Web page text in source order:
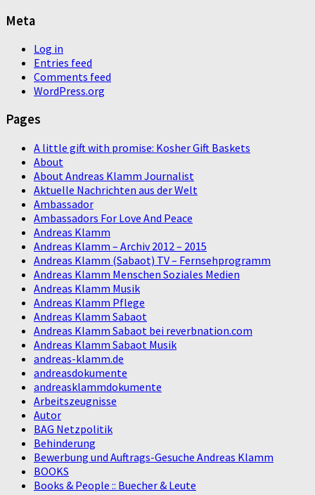
Meta
Log in
Entries feed
Comments feed
WordPress.org
Pages
A little gift with promise: Kosher Gift Baskets
About
About Andreas Klamm Journalist
Aktuelle Nachrichten aus der Welt
Ambassador
Ambassadors For Love And Peace
Andreas Klamm
Andreas Klamm – Archiv 2012 – 2015
Andreas Klamm (Sabaot) TV – Fernsehprogramm
Andreas Klamm Menschen Soziales Medien
Andreas Klamm Musik
Andreas Klamm Pflege
Andreas Klamm Sabaot
Andreas Klamm Sabaot bei reverbnation.com
Andreas Klamm Sabaot Musik
andreas-klamm.de
andreasdokumente
andreasklammdokumente
Arbeitszeugnisse
Autor
BAG Netzpolitik
Behinderung
Bewerbung und Auftrags-Gesuche Andreas Klamm
BOOKS
Books & People :: Buecher & Leute